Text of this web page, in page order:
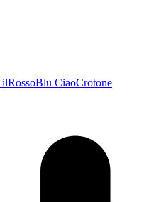
ilRossoBlu CiaoCrotone